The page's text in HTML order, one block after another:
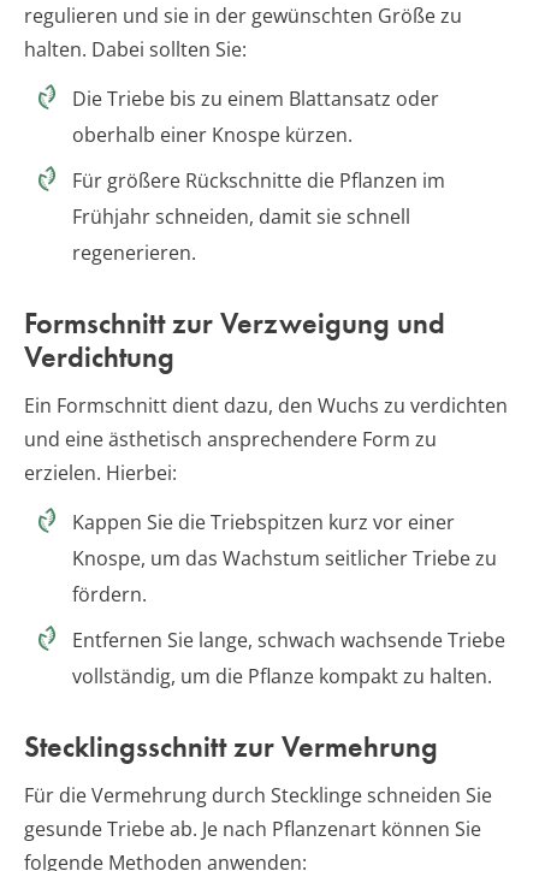
regulieren und sie in der gewünschten Größe zu
halten. Dabei sollten Sie:
Die Triebe bis zu einem Blattansatz oder
oberhalb einer Knospe kürzen.
Für größere Rückschnitte die Pflanzen im
Frühjahr schneiden, damit sie schnell
regenerieren.
Formschnitt zur Verzweigung und
Verdichtung
Ein Formschnitt dient dazu, den Wuchs zu verdichten
und eine ästhetisch ansprechendere Form zu
erzielen. Hierbei:
Kappen Sie die Triebspitzen kurz vor einer
Knospe, um das Wachstum seitlicher Triebe zu
fördern.
Entfernen Sie lange, schwach wachsende Triebe
vollständig, um die Pflanze kompakt zu halten.
Stecklingsschnitt zur Vermehrung
Für die Vermehrung durch Stecklinge schneiden Sie
gesunde Triebe ab. Je nach Pflanzenart können Sie
folgende Methoden anwenden: